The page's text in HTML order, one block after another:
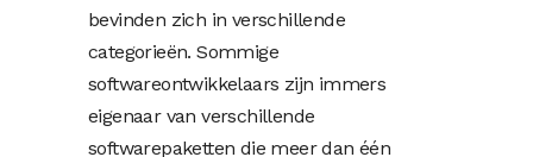
bevinden zich in verschillende
categorieën. Sommige
softwareontwikkelaars zijn immers
eigenaar van verschillende
softwarepaketten die meer dan één